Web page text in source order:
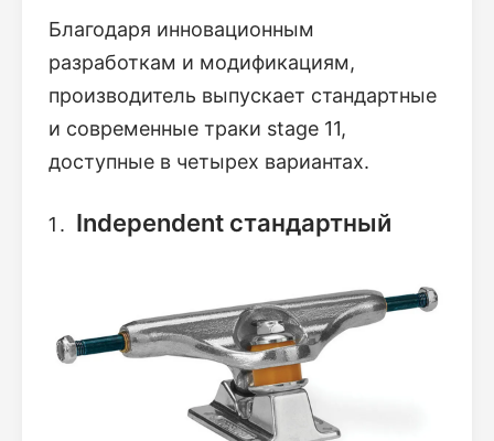
Благодаря инновационным
разработкам и модификациям,
производитель выпускает стандартные
и современные траки stage 11,
доступные в четырех вариантах.
Independent стандартный